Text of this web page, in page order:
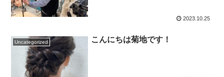
2023.10.25
Uncategorized こんにちは菊地です！